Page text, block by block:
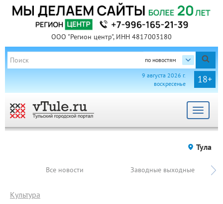
ООО "Регион центр", ИНН 4817003180
по новостям
18+
9 августа 2026 г.
воскресенье
Toggle
Тула
Все новости Заводные выходные
Культура